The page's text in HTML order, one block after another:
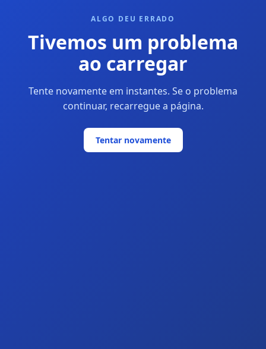
ALGO DEU ERRADO
Tivemos um problema
ao carregar
Tente novamente em instantes. Se o problema
continuar, recarregue a página.
Tentar novamente